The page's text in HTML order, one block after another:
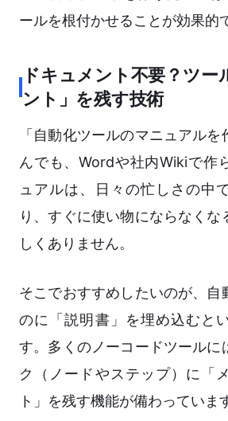
ールを根付かせることが効果的
ドキュメント不要？ツー
ント」を残す技術
「自動化ツールのマニュアル
んでも、Wordや社内Wikiで作
ュアルは、日々の忙しさの中
り、すぐに使い物にならなくな
しくありません。
そこでおすすめしたいのが、自
のに「説明書」を埋め込むと
す。多くのノーコードツールに
ク（ノードやステップ）に「
ト」を残す機能が備わっていま